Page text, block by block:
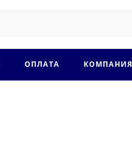
ОПЛАТА КОМПАНИЯ